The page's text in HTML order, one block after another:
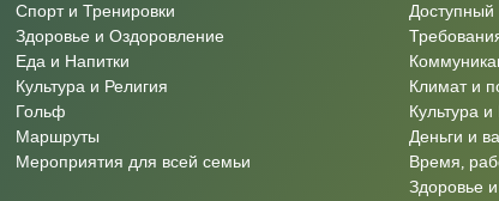
Спорт и Тренировки
Здоровье и Оздоровление
Еда и Напитки
Культура и Религия
Гольф
Маршруты
Мероприятия для всей семьи
Доступный
Климат и
Культура и
Деньги и
Время,
Здоровье